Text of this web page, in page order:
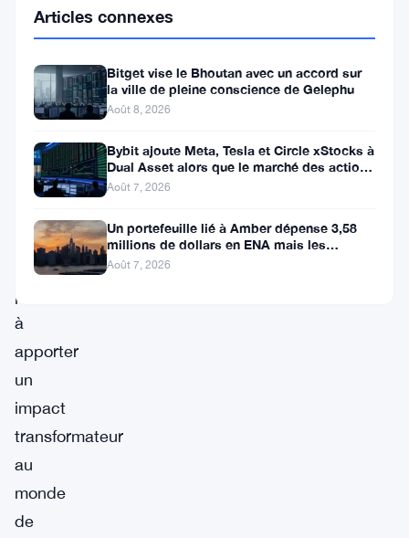
réussi
deuxième
phase
pré-
vente,
223
est
prête
à
apporter
un
impact
transformateur
au
monde
de
Articles connexes
Bitget vise le Bhoutan avec un accord sur
la ville de pleine conscience de Gelephu
Août 8, 2026
Bybit ajoute Meta, Tesla et Circle xStocks à
Dual Asset alors que le marché des actions
tokenisées atteint
Août 7, 2026
Un portefeuille lié à Amber dépense 3,58
millions de dollars en ENA mais les
acheteurs ne suivent pas
Août 7, 2026